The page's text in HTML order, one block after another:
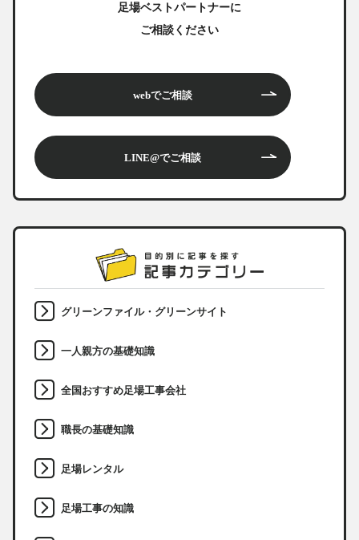
足場ベストパートナーに
ご相談ください
webでご相談
LINE@でご相談
グリーンファイル・グリーンサイト
一人親方の基礎知識
全国おすすめ足場工事会社
職長の基礎知識
足場レンタル
足場工事の知識